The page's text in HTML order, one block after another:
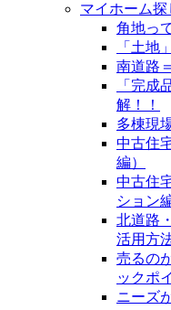
マイホーム
角地っ
「土地
南道路
「完成
解！！
多棟現
中古住
編）
中古住
ション
北道路
活用方
売るの
ックポ
ニーズ